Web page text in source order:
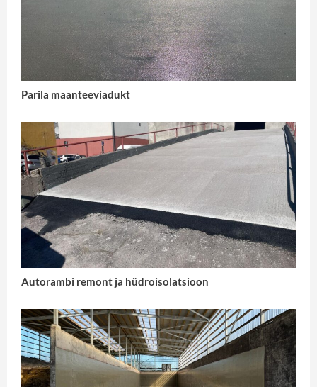
Parila maanteeviadukt
Autorambi remont ja hüdroisolatsioon